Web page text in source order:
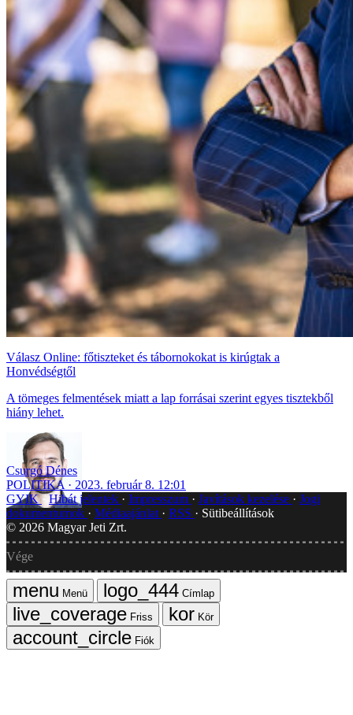
Válasz Online: főtiszteket és tábornokokat is kirúgtak a
Honvédségtől
A tömeges felmentések miatt a lap forrásai szerint egyes tisztekből
hiány lehet.
Csurgó Dénes
POLITIKA
2023. február 8. 12:01
GYIK Hibát jelentek Impresszum Javítások kezelése
Jogi
dokumentumok
Médiaajánlat RSS
Sütibeállítások
© 2026 Magyar Jeti Zrt.
Vége
Menü
Címlap
Friss
Kör
Fiók